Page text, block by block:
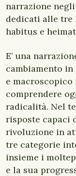
narrazione
dedicati alle tre
habitus e
E’ una
cambiamento
e
comprendere
radicalità. Nel
risposte capaci
rivoluzione in
tre categorie
insieme i
e la sua